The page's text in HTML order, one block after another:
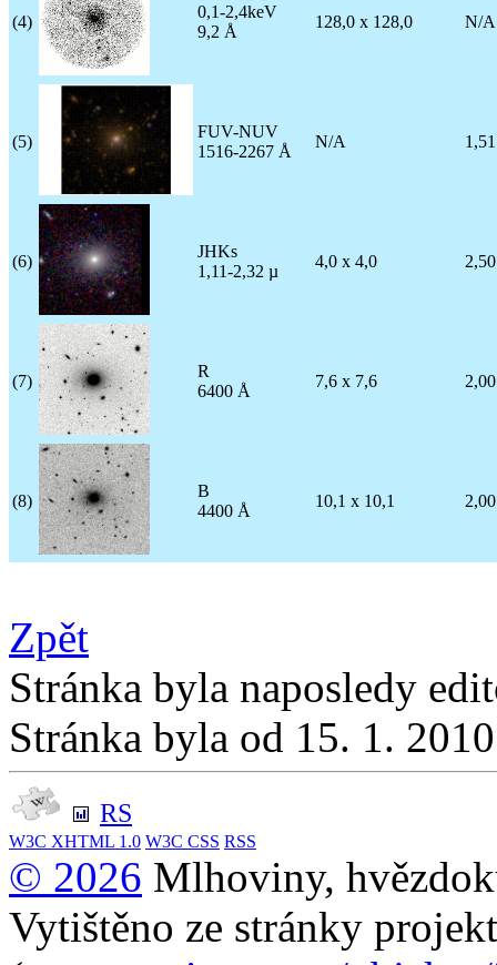
(4)
0,1-2,4keV
9,2 Å
128,0 x 128,0 N/A
(5)
FUV-NUV
1516-2267 Å
N/A 1,51
(6)
JHKs
1,11-2,32 µ
4,0 x 4,0 2,50
(7)
R
6400 Å
7,6 x 7,6 2,00
(8)
B
4400 Å
10,1 x 10,1 2,00
Zpět
Stránka byla naposledy
Stránka byla od 15. 1.
RS
W3C XHTML 1.0 W3C CSS RSS
© 2026 Mlhoviny,
Vytištěno ze stránky